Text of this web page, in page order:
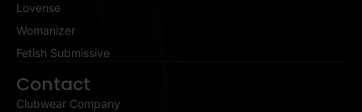
Lovense
Womanizer
Fetish Submissive
Contact
Clubwear Company